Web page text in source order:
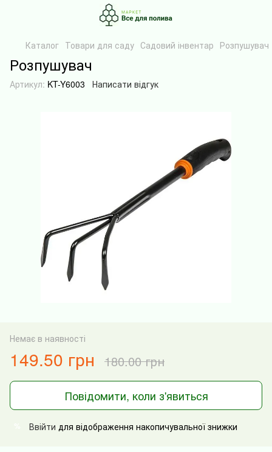
Каталог Товари для саду Садовий інвентар Розпушувач
Розпушувач
Артикул: KT-Y6003 Написати відгук
Немає в наявності
149.50 грн 180.00 грн
Повідомити, коли з'явиться
Ввійти для відображення накопичувальної знижки